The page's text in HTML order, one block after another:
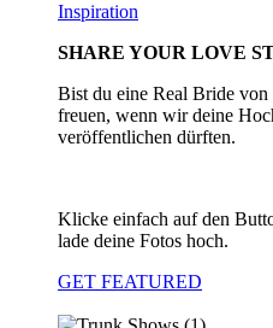
Inspiration
SHARE YOUR LOVE
Bist du eine Real Bride
freuen, wenn wir deine
veröffentlichen dürften.
Klicke einfach auf den
lade deine Fotos hoch.
GET FEATURED